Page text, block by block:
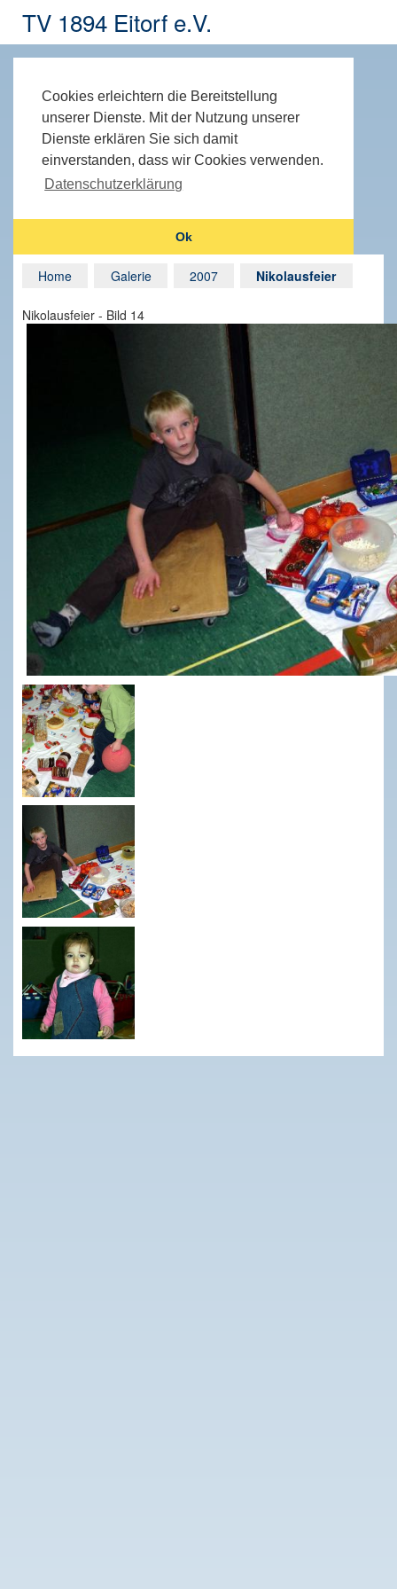
TV 1894 Eitorf e.V.
Cookies erleichtern die Bereitstellung
unserer Dienste. Mit der Nutzung unserer
Dienste erklären Sie sich damit
einverstanden, dass wir Cookies verwenden.
Datenschutzerklärung
Ok
Home Galerie 2007 Nikolausfeier
Nikolausfeier - Bild 14